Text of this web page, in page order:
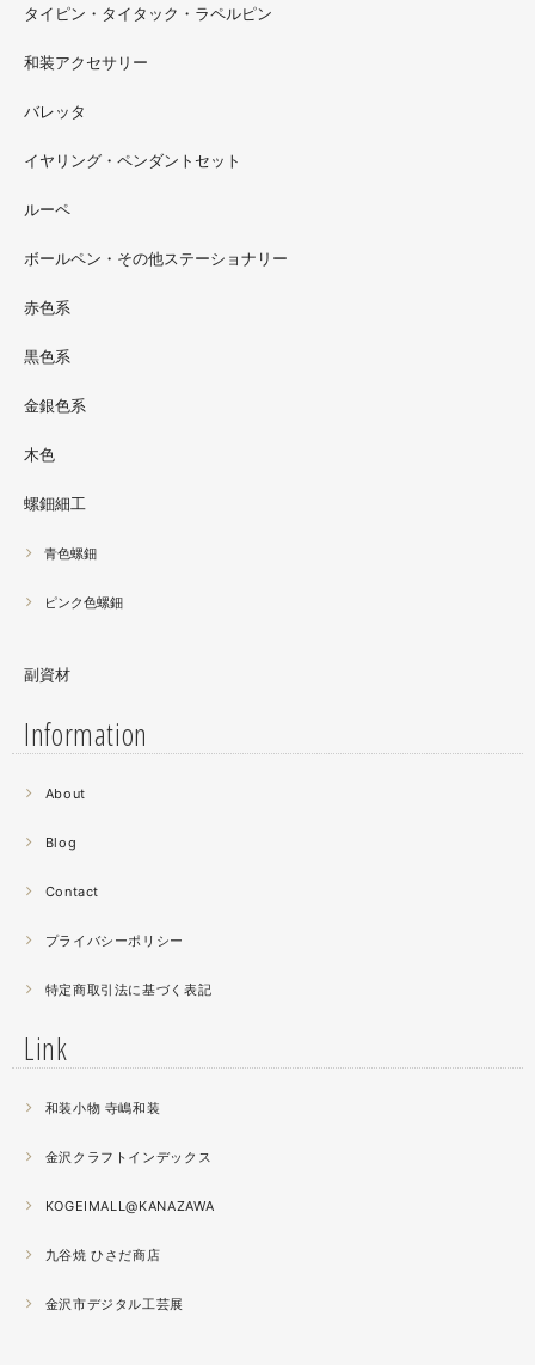
ただ今 東武百貨店船橋店に出展中です。9月20日まで4階
イベントスペースにいます。お近くの方はぜひお越しくだ
螺鈿ソフビでお世話になっているT-BASE銀座ギャラリー
さんの渋谷パルコでの展示イベントに、アートソフビ『匠
シリーズ』紅里工房螺鈿装飾も展示されています。アクセ
サリーとはまた違った美しさがあると思うのでぜひご覧く
螺鈿細工の工程。青みの強い鮑貝を使ってステンドグラス
曲面に螺鈿するためには貝も小さなカケラを使う必要が...
昔作った２０００ピースのジグソーパズルを思い出す。ひ
薔薇のブローチ木地制作中。
薄く作らねば。。。パキッとやってしまったときの悲しさ
秋の催事シーズンに向けてまた木地を作り始めました。
2021.04
いの桜が満開になりました。
タイピン・タイタック・ラペルピン
和装アクセサリー
バレッタ
イヤリング・ペンダントセット
ルーペ
ボールペン・その他ステーショナリー
赤色系
黒色系
金銀色系
木色
螺鈿細工
青色螺鈿
ピンク色螺鈿
副資材
Information
About
Blog
Contact
プライバシーポリシー
特定商取引法に基づく表記
Link
和装小物 寺嶋和装
金沢クラフトインデックス
KOGEIMALL@KANAZAWA
九谷焼 ひさだ商店
金沢市デジタル工芸展